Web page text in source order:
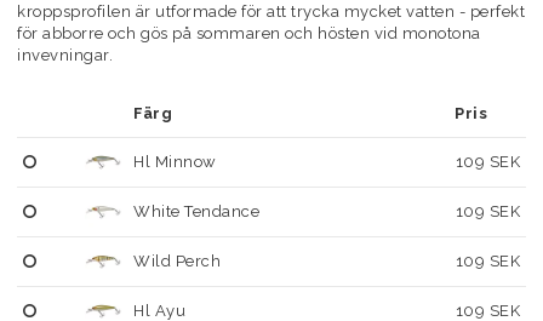
kroppsprofilen är utformade för att trycka mycket vatten - perfekt
för abborre och gös på sommaren och hösten vid monotona
invevningar.
Färg Pris
Hl Minnow 109 SEK
White Tendance 109 SEK
Wild Perch 109 SEK
Hl Ayu 109 SEK